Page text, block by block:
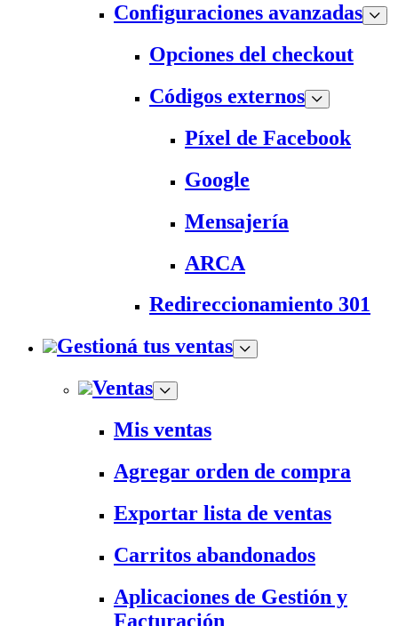
Configuraciones avanzadas
Opciones del checkout
Códigos externos
Píxel de Facebook
Google
Mensajería
ARCA
Redireccionamiento 301
Gestioná tus ventas
Ventas
Mis ventas
Agregar orden de compra
Exportar lista de ventas
Carritos abandonados
Aplicaciones de Gestión y
Facturación